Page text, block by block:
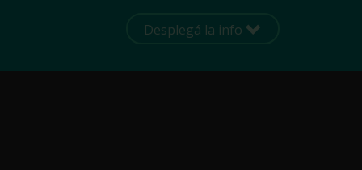
Desplegá la info